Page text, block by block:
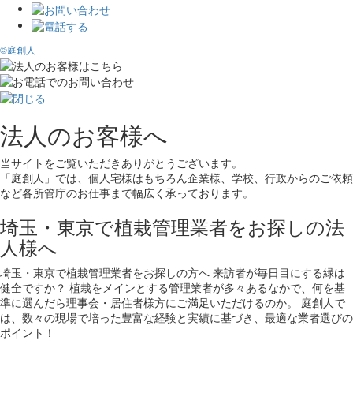
©庭創人
法人のお客様へ
当サイトをご覧いただきありがとうございます。
「庭創人」では、個人宅様はもちろん企業様、学校、行政からのご依頼
など各所管庁のお仕事まで幅広く承っております。
埼玉・東京で植栽管理業者をお探しの法
人様へ
埼玉・東京で植栽管理業者をお探しの方へ 来訪者が毎日目にする緑は
健全ですか？ 植栽をメインとする管理業者が多々あるなかで、何を基
準に選んだら理事会・居住者様方にご満足いただけるのか。 庭創人で
は、数々の現場で培った豊富な経験と実績に基づき、最適な業者選びの
ポイント！